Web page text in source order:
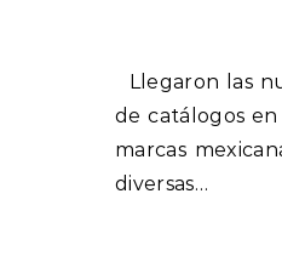
Llegaron las nuevos catálogos Andrea 2019 que nos ofrece toda la colección de folletos digitales o
de catálogos
marcas
diversas…